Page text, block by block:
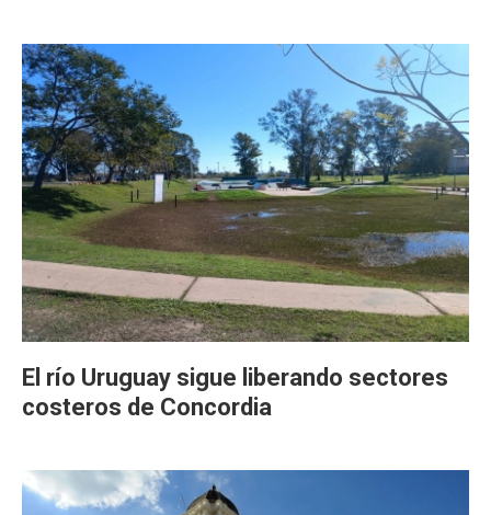
El río Uruguay sigue liberando sectores
costeros de Concordia